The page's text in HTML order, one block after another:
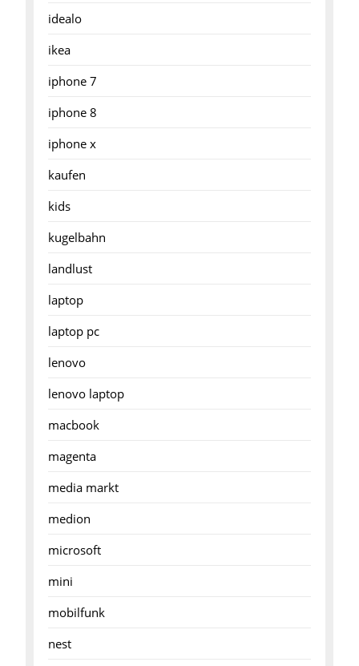
idealo
ikea
iphone 7
iphone 8
iphone x
kaufen
kids
kugelbahn
landlust
laptop
laptop pc
lenovo
lenovo laptop
macbook
magenta
media markt
medion
microsoft
mini
mobilfunk
nest